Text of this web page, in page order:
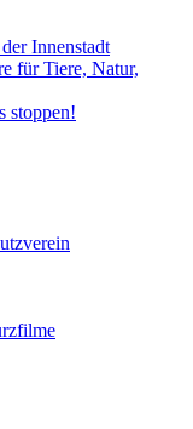
Innenstadt
für Tiere, Natur,
stoppen!